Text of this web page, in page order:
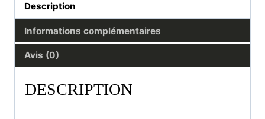
Description
Informations complémentaires
Avis (0)
DESCRIPTION